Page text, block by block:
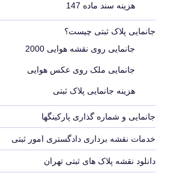
هزینه سند ماده 147
جانمایی پلاک ثبتی چیست؟
جانمایی روی نقشه هوایی 2000
جانمایی ملک روی عکس هوایی
هزینه جانمایی پلاک ثبتی
جانمایی و شماره گذاری پارکینگها
خدمات نقشه برداری دادگستری امور ثبتی
دانلود نقشه پلاک های ثبتی تهران